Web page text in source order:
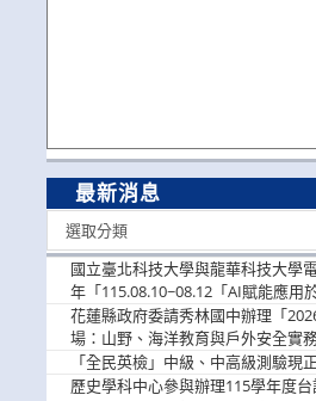
最新消息
選取分類
國立臺北科技大學與龍華科技大學
年「115.08.10~08.12「AI賦能應用
歡迎學生踴躍報名參加
花蓮縣政府委請秀林國中辦理「
場：山野、海洋教育與戶外安全實
參加
「全民英檢」中級、中高級測驗現
歷史學科中心參與辦理115學年度